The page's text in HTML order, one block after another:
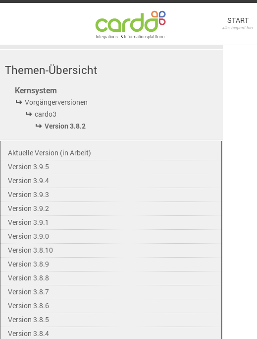
START
alles beginnt hier
Themen-Übersicht
Kernsystem
Vorgängerversionen
cardo3
Version 3.8.2
Aktuelle Version (in Arbeit)
Version 3.9.5
Version 3.9.4
Version 3.9.3
Version 3.9.2
Version 3.9.1
Version 3.9.0
Version 3.8.10
Version 3.8.9
Version 3.8.8
Version 3.8.7
Version 3.8.6
Version 3.8.5
Version 3.8.4